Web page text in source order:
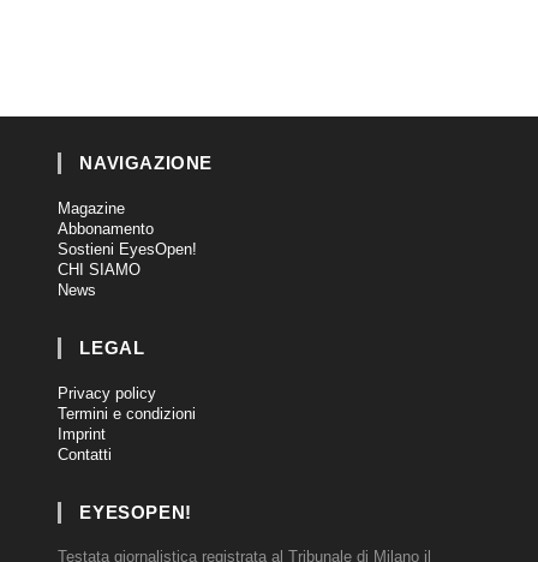
NAVIGAZIONE
Magazine
Abbonamento
Sostieni EyesOpen!
CHI SIAMO
News
LEGAL
Privacy policy
Termini e condizioni
Imprint
Contatti
EYESOPEN!
Testata giornalistica registrata al Tribunale di Milano il